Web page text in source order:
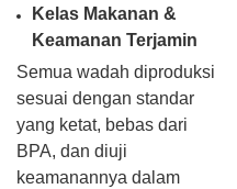
Kelas Makanan &
Keamanan Terjamin
Semua wadah diproduksi
sesuai dengan standar
yang ketat, bebas dari
BPA, dan diuji
keamanannya dalam